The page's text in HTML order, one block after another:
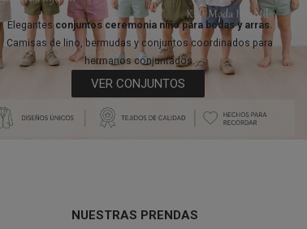
Elegantesconjuntos ceremonia niño para bodas y arras.
Camisas de lino, bermudas y conjuntos coordinados para
hermanos conjuntados.
VER CONJUNTOS
NUESTRAS PRENDAS